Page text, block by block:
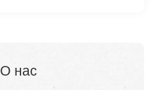
О нас